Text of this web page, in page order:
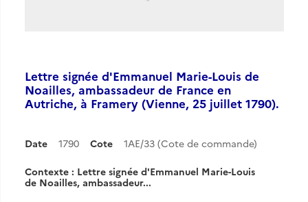
Lettre signée d'Emmanuel Marie-Louis de
Noailles, ambassadeur de France en
Autriche, à Framery (Vienne, 25 juillet 1790).
Date 1790 Cote 1AE/33 (Cote de commande)
Contexte : Lettre signée d'Emmanuel Marie-Louis
de Noailles, ambassadeur...